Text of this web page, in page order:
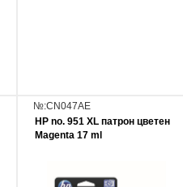
№:CN047AE
HP no. 951 XL патрон цветен
Magenta 17 ml